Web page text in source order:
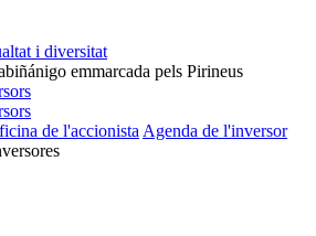
i diversitat
de l'accionista Agenda de l'inversor